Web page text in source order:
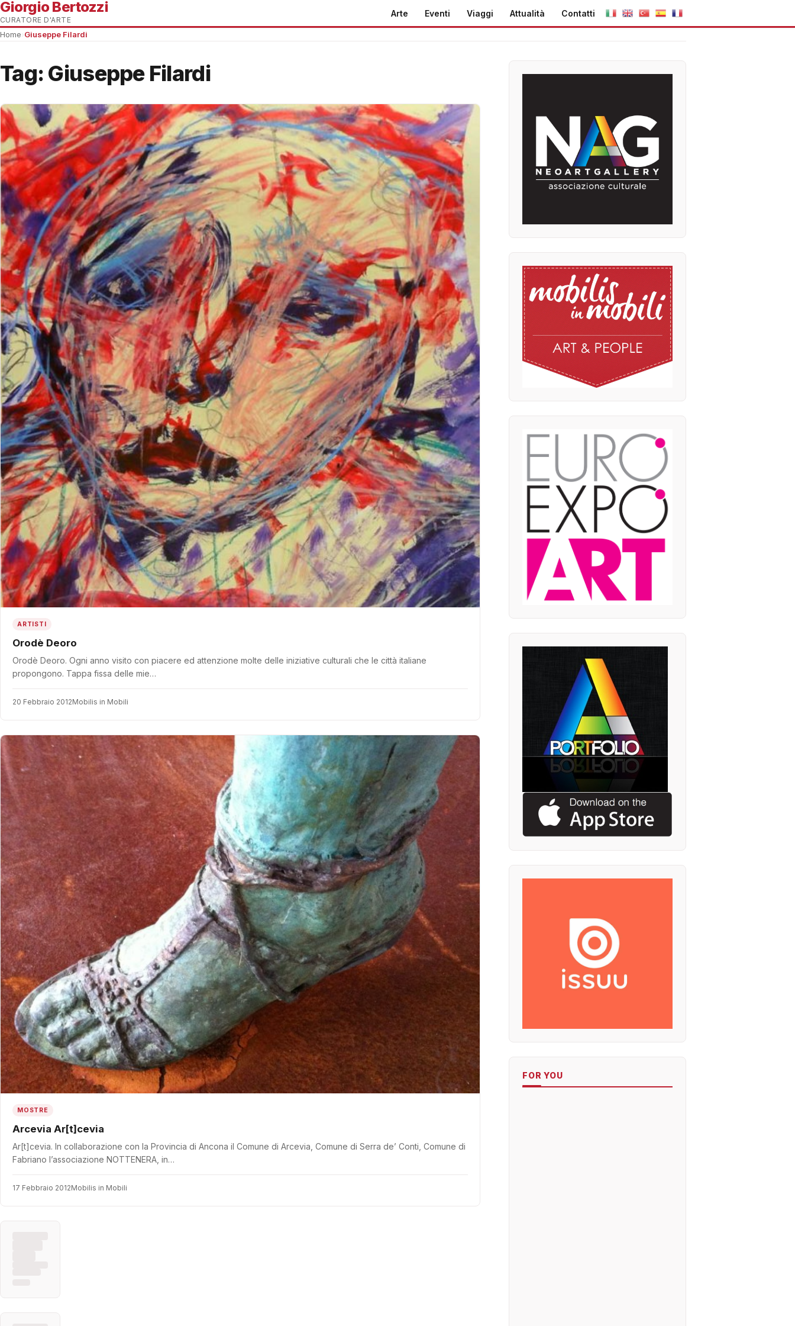
Giorgio Bertozzi
CURATORE D'ARTE
Arte Eventi Viaggi Attualità Contatti
Home Giuseppe Filardi
Tag: Giuseppe Filardi
ARTISTI
Orodè Deoro
Orodè Deoro. Ogni anno visito con piacere ed attenzione molte delle iniziative culturali che le città italiane
propongono. Tappa fissa delle mie…
20 Febbraio 2012Mobilis in Mobili
MOSTRE
Arcevia Ar[t]cevia
Ar[t]cevia. In collaborazione con la Provincia di Ancona il Comune di Arcevia, Comune di Serra de’ Conti, Comune di
Fabriano l’associazione NOTTENERA, in…
17 Febbraio 2012Mobilis in Mobili
FOR YOU